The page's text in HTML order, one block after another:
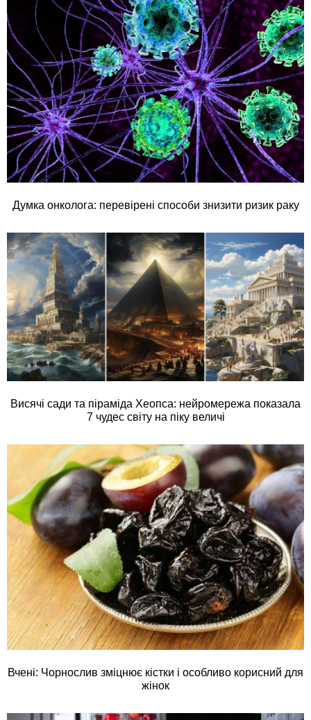
Думка онколога: перевірені способи знизити ризик раку
Висячі сади та піраміда Хеопса: нейромережа показала
7 чудес світу на піку величі
Вчені: Чорнослив зміцнює кістки і особливо корисний для
жінок